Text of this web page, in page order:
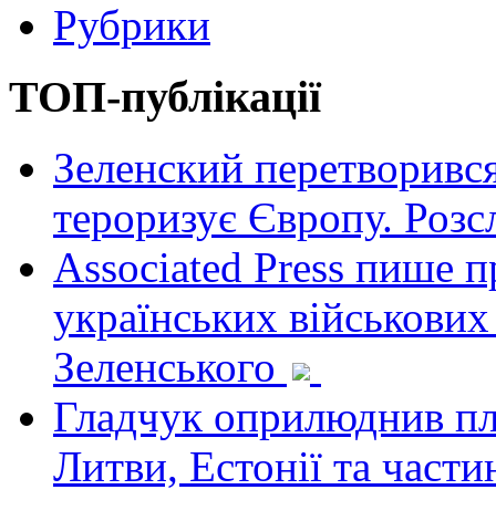
Рубрики
ТОП-публікації
Зеленский
тероризує Європу.
Associated Press пише
українських
Зеленського
Гладчук оприлюднив
Литви, Естонії та